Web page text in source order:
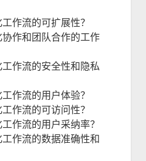
作流的可扩展性？
作和团队合作的工作
作流的安全性和隐私
作流的用户体验？
作流的可访问性？
作流的用户采纳率？
作流的数据准确性和